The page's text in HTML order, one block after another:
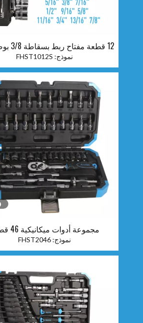
12 قطعة مفتاح ربط بسقاطة 3/8 بوصة CR-V
نموذج: FHST1012S
مجموعة أدوات ميكانيكية 46 قطعة
نموذج: FHST2046